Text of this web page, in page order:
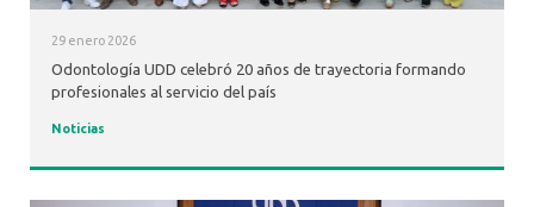
29 enero 2026
Odontología UDD celebró 20 años de trayectoria formando
profesionales al servicio del país
Noticias